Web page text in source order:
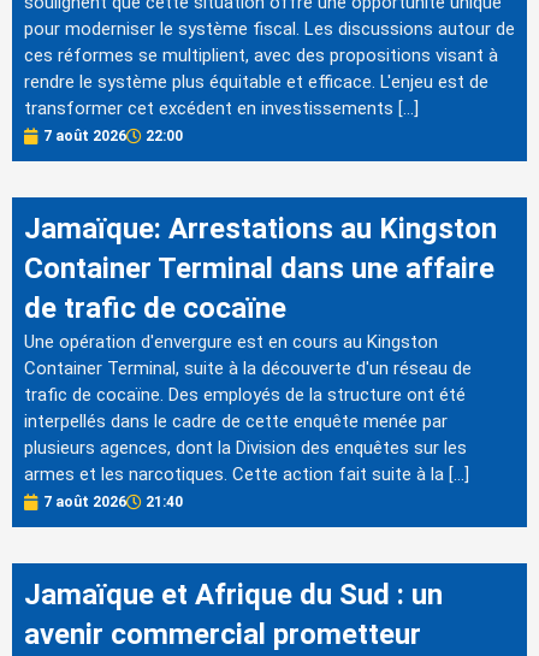
pour moderniser le système fiscal. Les discussions autour de
ces réformes se multiplient, avec des propositions visant à
rendre le système plus équitable et efficace. L'enjeu est de
transformer cet excédent en investissements […]
7 août 2026 22:00
Jamaïque: Arrestations au Kingston
Container Terminal dans une affaire
de trafic de cocaïne
Une opération d'envergure est en cours au Kingston
Container Terminal, suite à la découverte d'un réseau de
trafic de cocaïne. Des employés de la structure ont été
interpellés dans le cadre de cette enquête menée par
plusieurs agences, dont la Division des enquêtes sur les
armes et les narcotiques. Cette action fait suite à la […]
7 août 2026 21:40
Jamaïque et Afrique du Sud : un
avenir commercial prometteur